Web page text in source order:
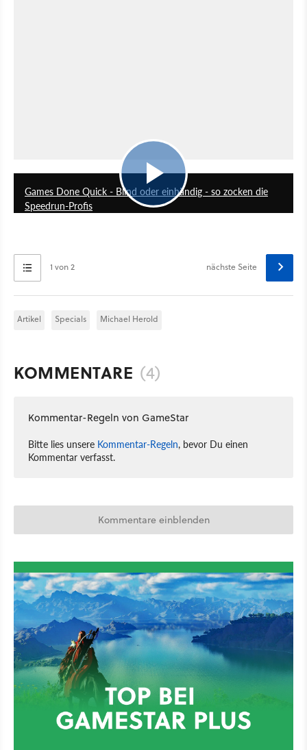
Games Done Quick - Blind oder einhändig - so zocken die
Speedrun-Profis
1 von 2 nächste Seite
Artikel Specials Michael Herold
KOMMENTARE (4)
Kommentar-Regeln von GameStar
Bitte lies unsere Kommentar-Regeln, bevor Du einen
Kommentar verfasst.
Kommentare einblenden